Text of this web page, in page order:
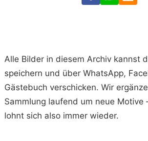
Alle Bilder in diesem Archiv kannst
speichern und über WhatsApp,
Gästebuch verschicken. Wir
Sammlung laufend um neue Motive
lohnt sich also immer wieder.